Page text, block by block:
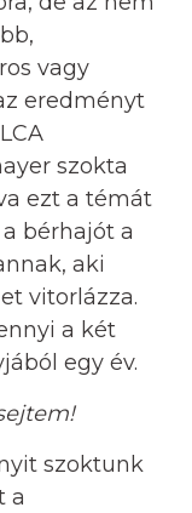
vagy
eredményt
szokta
ezt a témát
bérhajót a
aki
vitorlázza.
a két
egy év.
szoktunk
a